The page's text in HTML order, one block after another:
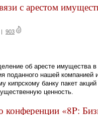
с арестом
903
об аресте имущества
поданного нашей компанией
кипрскому банку пакет
ценность.
конференции «8P: